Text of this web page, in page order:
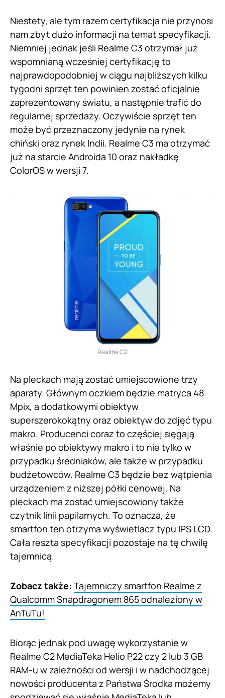
Niestety, ale tym razem certyfikacja nie przynosi
nam zbyt dużo informacji na temat specyfikacji.
Niemniej jednak jeśli Realme C3 otrzymał już
wspomnianą wcześniej certyfikację to
najprawdopodobniej w ciągu najbliższych kilku
tygodni sprzęt ten powinien zostać oficjalnie
zaprezentowany światu, a następnie trafić do
regularnej sprzedaży. Oczywiście sprzęt ten
może być przeznaczony jedynie na rynek
chiński oraz rynek Indii. Realme C3 ma otrzymać
już na starcie Androida 10 oraz nakładkę
ColorOS w wersji 7.
Realme C2
Na pleckach mają zostać umiejscowione trzy
aparaty. Głównym oczkiem będzie matryca 48
Mpix, a dodatkowymi obiektyw
superszerokokątny oraz obiektyw do zdjęć typu
makro. Producenci coraz to częściej sięgają
właśnie po obiektywy makro i to nie tylko w
przypadku średniaków, ale także w przypadku
budżetowców. Realme C3 będzie bez wątpienia
urządzeniem z niższej półki cenowej. Na
pleckach ma zostać umiejscowiony także
czytnik linii papilarnych. To oznacza, że
smartfon ten otrzyma wyświetlacz typu IPS LCD.
Cała reszta specyfikacji pozostaje na tę chwilę
tajemnicą.
Zobacz także: Tajemniczy smartfon Realme z
Qualcomm Snapdragonem 865 odnaleziony w
AnTuTu!
Biorąc jednak pod uwagę wykorzystanie w
Realme C2 MediaTeka Helio P22 czy 2 lub 3 GB
RAM-u w zależności od wersji i w nadchodzącej
nowości producenta z Państwa Środka możemy